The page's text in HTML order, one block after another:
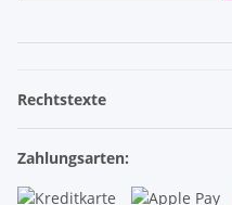
Rechtstexte
Zahlungsarten: